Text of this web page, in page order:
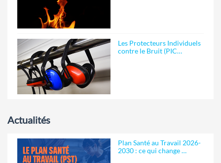
Les Protecteurs Individuels
contre le Bruit (PIC…
Actualités
Plan Santé au Travail 2026-
2030 : ce qui change …